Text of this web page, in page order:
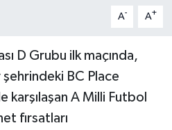
A- A+
D Grubu ilk maçında,
şehrindeki BC Place
karşılaşan A Milli Futbol
fırsatları